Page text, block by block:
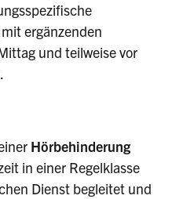
ergänzenden
und teilweise vor
Hörbehinderung
in einer Regelklasse
Dienst begleitet und